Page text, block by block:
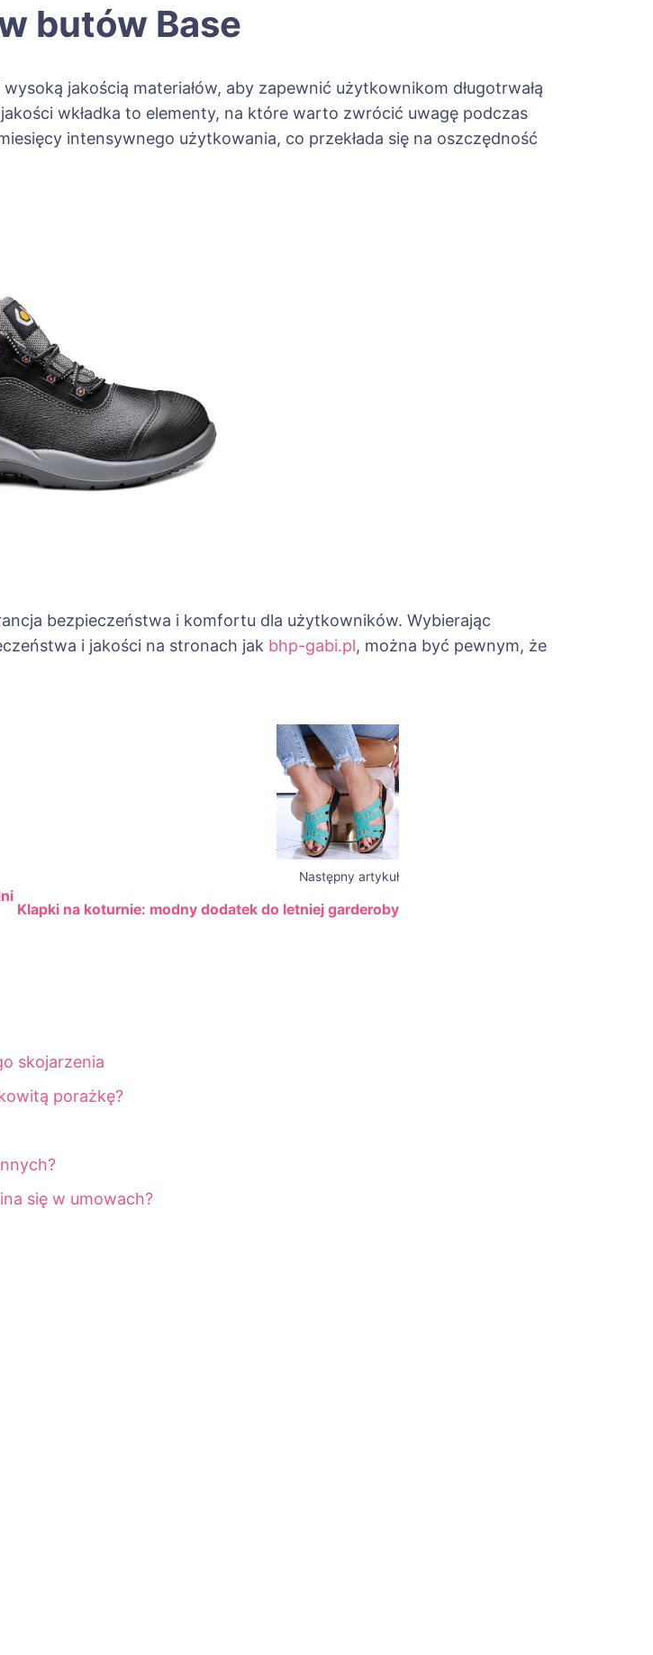
butów Base
jakością materiałów, aby zapewnić użytkownikom długotrwałą
wkładka to elementy, na które warto zwrócić uwagę podczas
intensywnego użytkowania, co przekłada się na oszczędność
bezpieczeństwa i komfortu dla użytkowników. Wybierając
i jakości na stronach jak bhp-gabi.pl, można być pewnym, że
Następny artykuł
Klapki na koturnie: modny dodatek do letniej garderoby
skojarzenia
porażkę?
się w umowach?